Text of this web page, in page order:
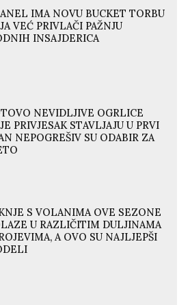
IMA NOVU BUCKET TORBU
VEĆ PRIVLAČI PAŽNJU
INSAJDERICA
NEVIDLJIVE OGRLICE
PRIVJESAK STAVLJAJU U PRVI
NEPOGREŠIV SU ODABIR ZA
S VOLANIMA OVE SEZONE
U RAZLIČITIM DULJINAMA
A OVO SU NAJLJEPŠI